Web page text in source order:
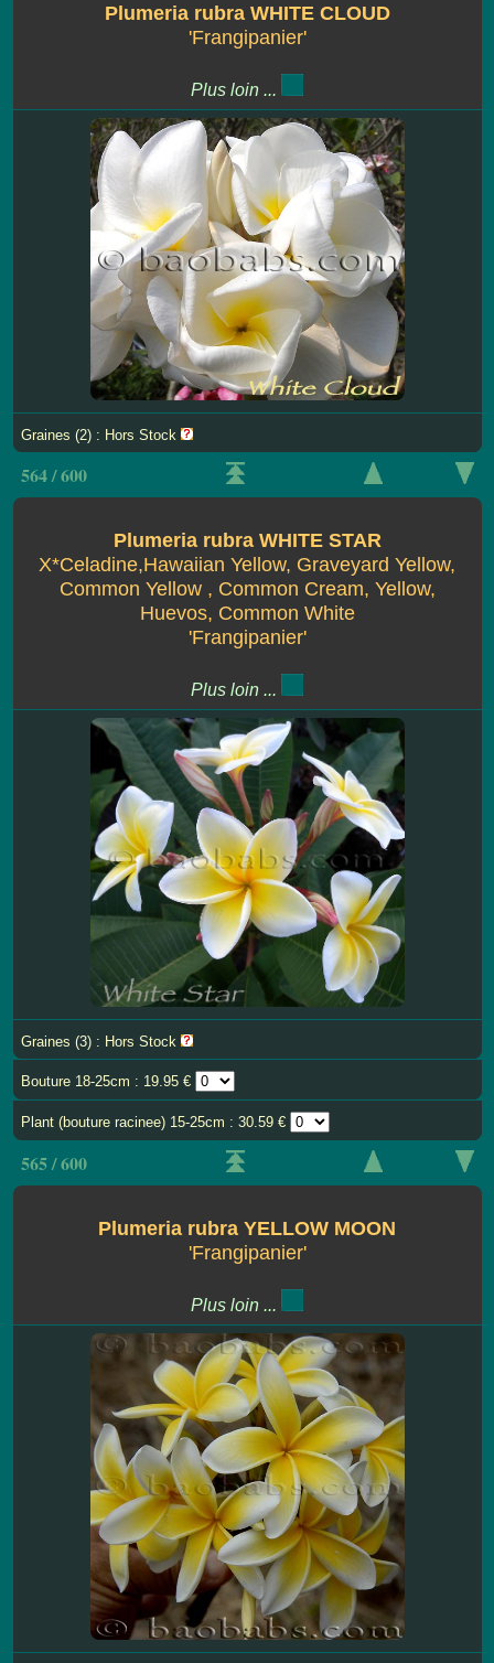
Plumeria rubra WHITE CLOUD
'Frangipanier'
Plus loin ...
Graines (2) : Hors Stock
564 / 600
Plumeria rubra WHITE STAR
X*Celadine,Hawaiian Yellow, Graveyard Yellow,
Common Yellow , Common Cream, Yellow,
Huevos, Common White
'Frangipanier'
Plus loin ...
Graines (3) : Hors Stock
Bouture 18-25cm : 19.95 €
Plant (bouture racinee) 15-25cm : 30.59 €
565 / 600
Plumeria rubra YELLOW MOON
'Frangipanier'
Plus loin ...